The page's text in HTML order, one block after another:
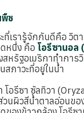
พืช
ที่เรารู้จักกันดีคือ
หนึ่ง คือ โอรีซานอล
รัฐอเมริกาทำการ
สภาวะที่อยู่ในน้ำ
อรีซา ซัลทิวา
นผิวสีน้ำตาลอ่อนข